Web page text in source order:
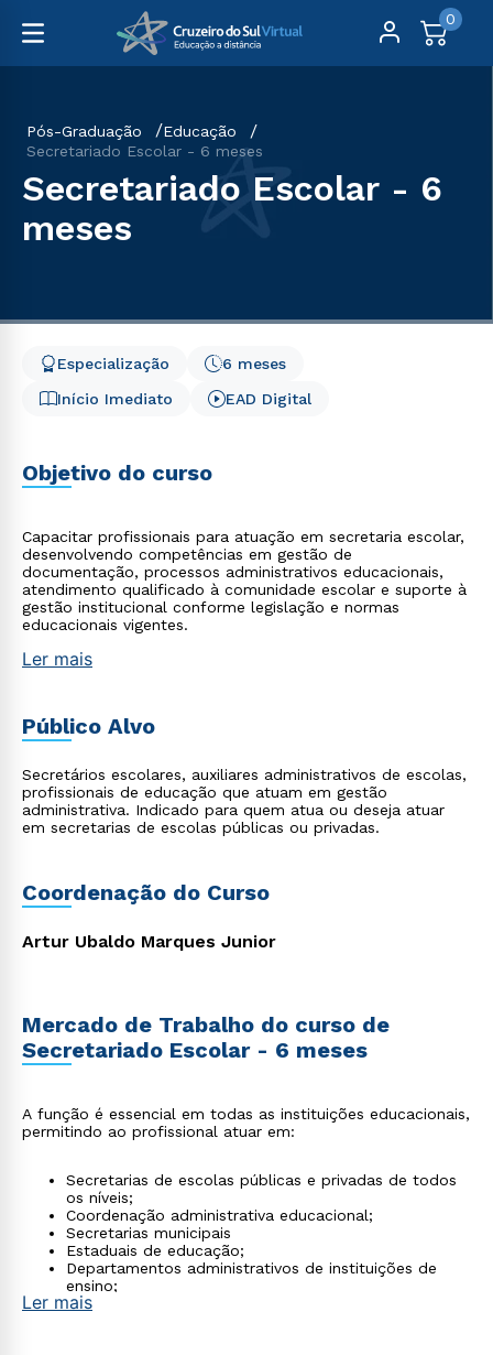
0
Pós-Graduação
Educação
Secretariado Escolar - 6 meses
Secretariado Escolar - 6
meses
Início Imediato
6 meses
Especialização
EAD Digital
Objetivo do curso
Capacitar profissionais para atuação em secretaria escolar,
desenvolvendo competências em gestão de
documentação, processos administrativos educacionais,
atendimento qualificado à comunidade escolar e suporte à
gestão institucional conforme legislação e normas
educacionais vigentes.
Ler mais
Público Alvo
Secretários escolares, auxiliares administrativos de escolas,
profissionais de educação que atuam em gestão
administrativa. Indicado para quem atua ou deseja atuar
em secretarias de escolas públicas ou privadas.
Coordenação do Curso
Artur Ubaldo Marques Junior
Mercado de Trabalho do curso de
Secretariado Escolar - 6 meses
A função é essencial em todas as instituições educacionais,
permitindo ao profissional atuar em:
Secretarias de escolas públicas e privadas de todos
os níveis;
Coordenação administrativa educacional;
Secretarias municipais
Estaduais de educação;
Departamentos administrativos de instituições de
ensino;
Consultorias em gestão escolar.
Ler mais